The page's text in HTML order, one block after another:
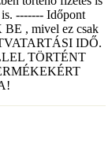
is. ------- Időpont
, mivel ez csak
IDŐ.
TÖRTÉNT